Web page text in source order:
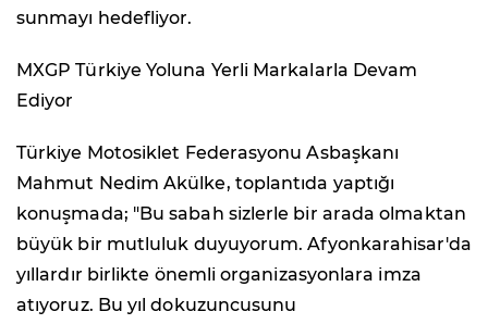
sunmayı hedefliyor.
MXGP Türkiye Yoluna Yerli Markalarla Devam
Ediyor
Türkiye Motosiklet Federasyonu Asbaşkanı
Mahmut Nedim Akülke, toplantıda yaptığı
konuşmada; "Bu sabah sizlerle bir arada olmaktan
büyük bir mutluluk duyuyorum. Afyonkarahisar'da
yıllardır birlikte önemli organizasyonlara imza
atıyoruz. Bu yıl dokuzuncusunu